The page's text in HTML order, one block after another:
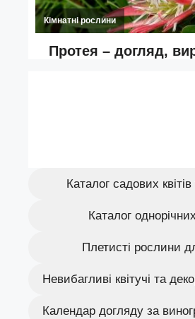
Каталог садових
Каталог однорічних
Плетисті рослини
Невибагливі квітучі та
Календар догляду за